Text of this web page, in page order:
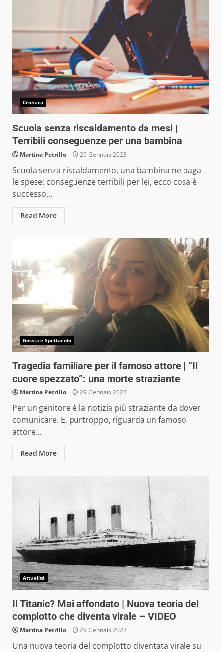
Cronaca
Scuola senza riscaldamento da mesi |
Terribili conseguenze per una bambina
Martina Petrillo 29 Gennaio 2023
Scuola senza riscaldamento, una bambina ne paga
le spese: conseguenze terribili per lei, ecco cosa è
successo...
Read More
Gossip e Spettacolo
Tragedia familiare per il famoso attore | “Il
cuore spezzato”: una morte straziante
Martina Petrillo 29 Gennaio 2023
Per un genitore è la notizia più straziante da dover
comunicare. E, purtroppo, riguarda un famoso
attore...
Read More
Attualità
Il Titanic? Mai affondato | Nuova teoria del
complotto che diventa virale – VIDEO
Martina Petrillo 29 Gennaio 2023
Una nuova teoria del complotto diventata virale su